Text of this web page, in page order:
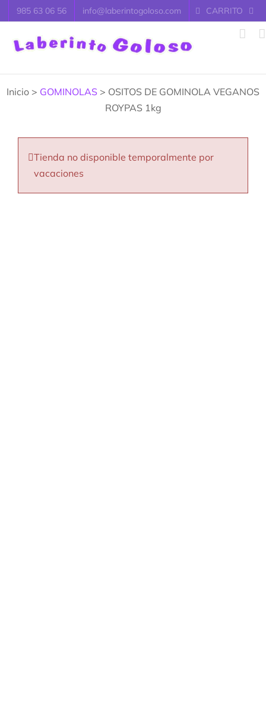
Saltar
al
contenido
985 63 06 56 info@laberintogoloso.com CARRITO
Inicio > GOMINOLAS > OSITOS DE GOMINOLA VEGANOS
ROYPAS 1kg
Tienda no disponible temporalmente por
vacaciones